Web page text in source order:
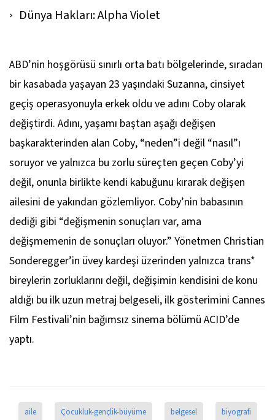
Dünya Hakları: Alpha Violet
ABD’nin hoşgörüsü sınırlı orta batı bölgelerinde, sıradan
bir kasabada yaşayan 23 yaşındaki Suzanna, cinsiyet
geçiş operasyonuyla erkek oldu ve adını Coby olarak
değiştirdi. Adını, yaşamı baştan aşağı değişen
başkarakterinden alan Coby, “neden”i değil “nasıl”ı
soruyor ve yalnızca bu zorlu süreçten geçen Coby’yi
değil, onunla birlikte kendi kabuğunu kırarak değişen
ailesini de yakından gözlemliyor. Coby’nin babasının
dediği gibi “değişmenin sonuçları var, ama
değişmemenin de sonuçları oluyor.” Yönetmen Christian
Sonderegger’in üvey kardeşi üzerinden yalnızca trans*
bireylerin zorluklarını değil, değişimin kendisini de konu
aldığı bu ilk uzun metraj belgeseli, ilk gösterimini Cannes
Film Festivali’nin bağımsız sinema bölümü ACID’de
yaptı.
aile Çocukluk-gençlik-büyüme belgesel biyografi